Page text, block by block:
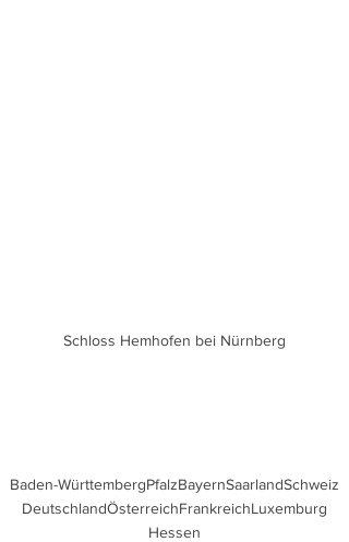
Schloss Hemhofen bei Nürnberg
Baden-WürttembergPfalzBayernSaarlandSchweiz
DeutschlandÖsterreichFrankreichLuxemburg
Hessen